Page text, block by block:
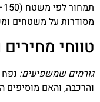
מסודרות על משטחים
טווחי
גורמים שמשפיעים:
והרכבה, והאם מוסיפים